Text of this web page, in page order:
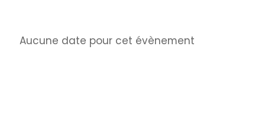
Info
Aucune date pour cet évènement